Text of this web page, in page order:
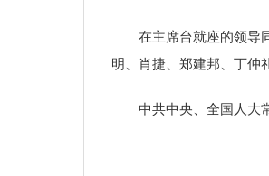
在主席台就座的领导
明、肖捷、郑建邦、丁仲
中共中央、全国人大